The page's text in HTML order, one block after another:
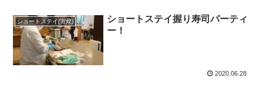
ショートステイ(宙煌)
ショートステイ握り寿司パーティ
ー！
2020.06.28